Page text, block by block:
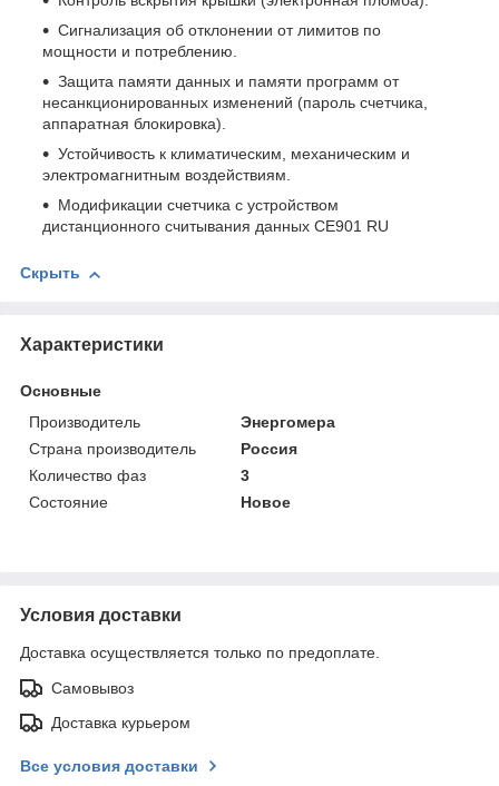
Сигнализация об отклонении от лимитов по
мощности и потреблению.
Защита памяти данных и памяти программ от
несанкционированных изменений (пароль счетчика,
аппаратная блокировка).
Устойчивость к климатическим, механическим и
электромагнитным воздействиям.
Модификации счетчика с устройством
дистанционного считывания данных СЕ901 RU
Скрыть
Характеристики
Основные
Производитель
Энергомера
Страна производитель
Россия
Количество фаз
3
Состояние
Новое
Условия доставки
Доставка осуществляется только по предоплате.
Самовывоз
Доставка курьером
Все условия доставки